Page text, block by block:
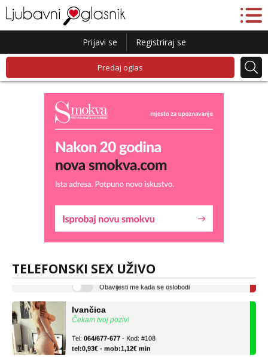
Prijavi se Registriraj se
Predaj oglas
TELEFONSKI SEX UŽIVO
tel:0,93€ - mob:1,12€ min
Čekam tvoj poziv!
tel:0,93€ - mob:1,12€ min